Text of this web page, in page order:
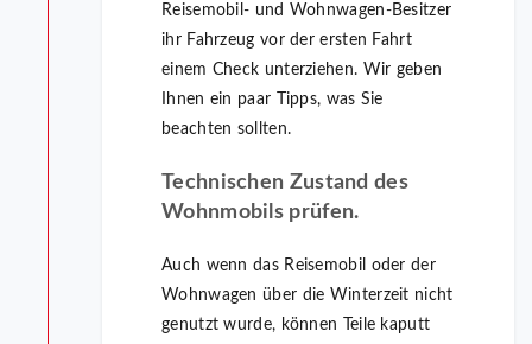
Reisemobil- und Wohnwagen-Besitzer
ihr Fahrzeug vor der ersten Fahrt
einem Check unterziehen. Wir geben
Ihnen ein paar Tipps, was Sie
beachten sollten.
Technischen Zustand des
Wohnmobils prüfen.
Auch wenn das Reisemobil oder der
Wohnwagen über die Winterzeit nicht
genutzt wurde, können Teile kaputt